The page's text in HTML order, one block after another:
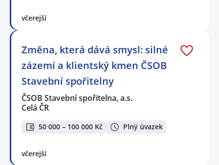
včerejší
Změna, která dává smysl: silné
zázemí a klientský kmen ČSOB
Stavební spořitelny
ČSOB Stavební spořitelna, a.s.
Celá ČR
50 000 – 100 000 Kč Plný úvazek
včerejší